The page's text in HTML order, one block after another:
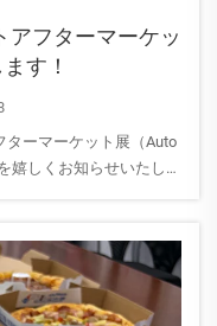
アフターマーケッ
す！
ターマーケット展（Auto
嬉しくお知らせいたしま
ぜひ当社ブースへお立